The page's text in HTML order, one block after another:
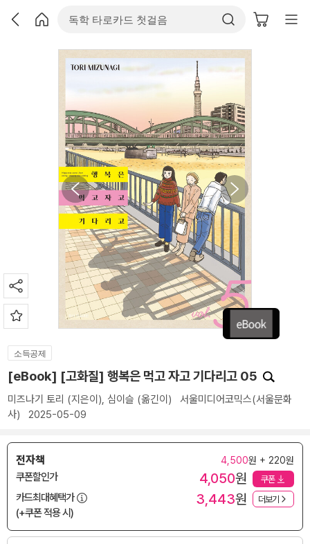
소득공제
[eBook] [고화질] 행복은 먹고 자고 기다리고 05
미즈나기 토리 (지은이), 심이슬 (옮긴이) 서울미디어코믹스(서울문화
사) 2025-05-09
전자책 4,500원 + 220원
쿠폰할인가 4,050원 쿠폰
카드최대혜택가
(+쿠폰 적용 시)
3,443원 더보기